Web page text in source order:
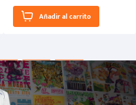
Añadir al carrito